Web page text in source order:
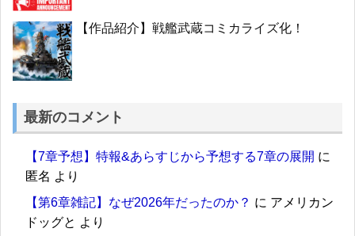
【作品紹介】戦艦武蔵コミカライズ化！
最新のコメント
【7章予想】特報&あらすじから予想する7章の展開 に
匿名 より
【第6章雑記】なぜ2026年だったのか？ に アメリカン
ドッグと より